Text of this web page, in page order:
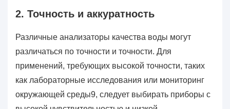
2. Точность и аккуратность
Различные анализаторы качества воды могут
различаться по точности и точности. Для
применений, требующих высокой точности, таких
как лабораторные исследования или мониторинг
окружающей среды9, следует выбирать приборы с